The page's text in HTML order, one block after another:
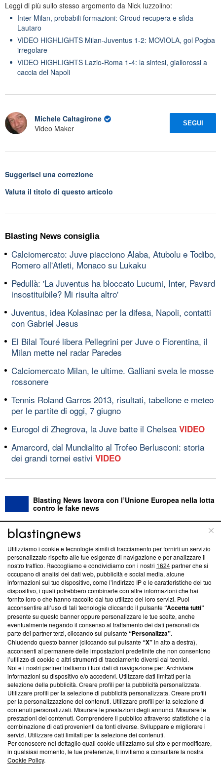
Leggi di più sullo stesso argomento da Nick Iuzzolino:
Inter-Milan, probabili formazioni: Giroud recupera e sfida
Lautaro
VIDEO HIGHLIGHTS Milan-Juventus 1-2: MOVIOLA, gol Pogba
irregolare
VIDEO HIGHLIGHTS Lazio-Roma 1-4: la sintesi, giallorossi a
caccia del Napoli
Michele Caltagirone
Video Maker
SEGUI
Suggerisci una correzione
Valuta il titolo di questo articolo
Blasting News consiglia
Calciomercato: Juve piacciono Alaba, Atubolu e Todibo,
Romero all'Atleti, Monaco su Lukaku
Pedullà: 'La Juventus ha bloccato Lucumi, Inter, Pavard
insostituibile? Mi risulta altro'
Juventus, idea Kolasinac per la difesa, Napoli, contatti
con Gabriel Jesus
El Bilal Touré libera Pellegrini per Juve o Fiorentina, il
Milan mette nel radar Paredes
Calciomercato Milan, le ultime. Galliani svela le mosse
rossonere
Tennis Roland Garros 2013, risultati, tabellone e meteo
per le partite di oggi, 7 giugno
Eurogol di Zhegrova, la Juve batte il Chelsea VIDEO
Amarcord, dal Mundialito al Trofeo Berlusconi: storia
dei grandi tornei estivi VIDEO
Blasting News lavora con l’Unione Europea nella lotta
contro le fake news
ABOUT LINEA EDITORIALE
Questa sezione offre informazioni trasparenti su Blasting
News, sui nostri processi editoriali e su come ci impegniamo a
creare news di qualità. Inoltre, afferma la nostra aderenza a
‘Trust Project - News with Integrity’Blasting News non è
ancora membro del programma, ma ha richiesto di farne
parte; Trust Project non ha ancora effettuato una verifica di
conformità agli standard.
Su di noi
Team editoriale
Corporate
Redazione
Informativa Privacy
Cookie Policy
Blasting SA, IDI CHE-247.845.224, Via Carlo Frasca, 3 - 6900
Lugano (Svizzera) Tel:+39 0690258937
Utilizziamo i cookie e tecnologie simili di tracciamento per fornirti un servizio
personalizzato rispetto alle tue esigenze di navigazione e per analizzare il
nostro traffico. Raccogliamo e condividiamo con i nostri 1624partner che si
occupano di analisi dei dati web, pubblicità e social media, alcune
informazioni sul tuo dispositivo, come l’indirizzo IP e le caratteristiche del tuo
dispositivo, i quali potrebbero combinarle con altre informazioni che hai
fornito loro o che hanno raccolto dal tuo utilizzo dei loro servizi. Puoi
acconsentire all’uso di tali tecnologie cliccando il pulsante“Accetta tutti”
presente su questo banner oppure personalizzare le tue scelte, anche
eventualmente negando il consenso al trattamento dei dati personali da
parte dei partner terzi, cliccando sul pulsante“Personalizza”.
Chiudendo questo banner (cliccando sul pulsante“X”in alto a destra),
acconsenti al permanere delle impostazioni predefinite che non consentono
l’utilizzo di cookie o altri strumenti di tracciamento diversi dai tecnici.
Noi e i nostri partner trattiamo i tuoi dati di navigazione per: Archiviare
informazioni su dispositivo e/o accedervi. Utilizzare dati limitati per la
selezione della pubblicità. Creare profili per la pubblicità personalizzata.
Utilizzare profili per la selezione di pubblicità personalizzata. Creare profili
per la personalizzazione dei contenuti. Utilizzare profili per la selezione di
contenuti personalizzati. Misurare le prestazioni degli annunci. Misurare le
prestazioni dei contenuti. Comprendere il pubblico attraverso statistiche o la
combinazione di dati provenienti da fonti diverse. Sviluppare e migliorare i
servizi. Utilizzare dati limitati per la selezione dei contenuti.
Per conoscere nel dettaglio quali cookie utilizziamo sul sito e per modificare,
in qualsiasi momento, le tue preferenze, ti invitiamo a consultare la nostra
Cookie Policy.